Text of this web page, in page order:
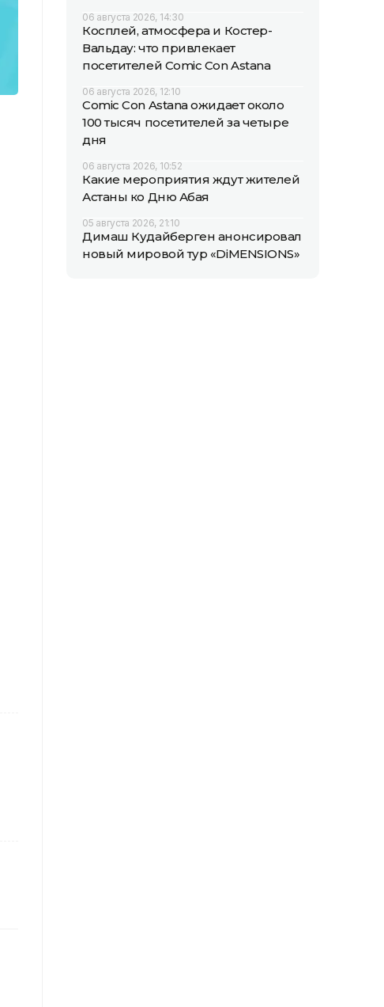
06 августа 2026, 14:30
Косплей, атмосфера и Костер-
Вальдау: что привлекает
посетителей Comic Con Astana
06 августа 2026, 12:10
Comic Con Astana ожидает около
100 тысяч посетителей за четыре
дня
06 августа 2026, 10:52
Какие мероприятия ждут жителей
Астаны ко Дню Абая
05 августа 2026, 21:10
Димаш Кудайберген анонсировал
новый мировой тур «DiMENSIONS»